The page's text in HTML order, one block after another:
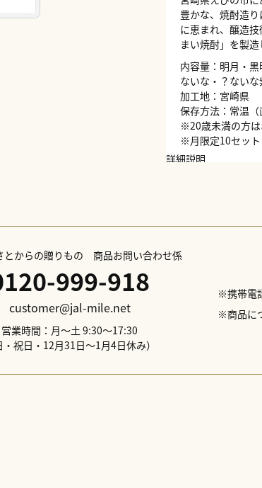
豊かな、焼酎造
に恵まれ、醸造
まい焼酎」を製
内容量：明月・
ないな・？ない
加工地：宮崎県
保存方法：常温（
※20歳未満の方は
※月限定10セット
詳細説明
とからの贈りもの 商品お問い合わせ係
999-918
customer@jal-mile.net
営業時間：月～土 9:30～17:30
・祝日・12月31日～1月4日休み）
※携帯電
※商品に